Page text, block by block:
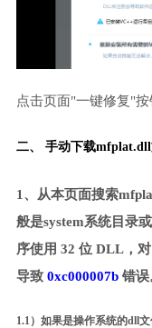
点击页面"一键修复"按
二、 手动下载mfplat.dll
1、从本页面搜索
般是system系统目录
序使用 32 位 DLL，
导致 0xc000007b错误
1.1）如果是操作系统的dll